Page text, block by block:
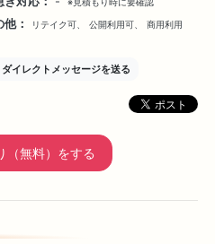
※見積もり時に要確認
他： リテイク可、 公開利用可、
商用利用
ダイレクトメッセージを送る
（無料）をする